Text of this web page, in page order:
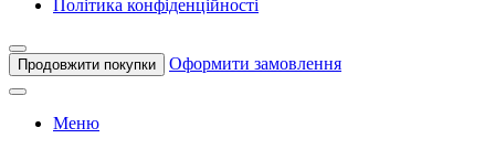
Політика конфіденційності
Продовжити покупки Оформити замовлення
Меню